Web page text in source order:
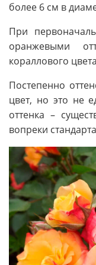
более 6 см в
При
оранжевыми
кораллового
Постепенно
цвет, но это не
оттенка –
вопреки